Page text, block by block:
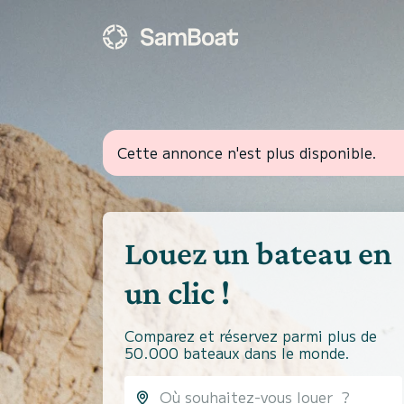
Cette annonce n'est plus disponible.
Louez un bateau en
un clic !
Comparez et réservez parmi plus de
50.000 bateaux dans le monde.